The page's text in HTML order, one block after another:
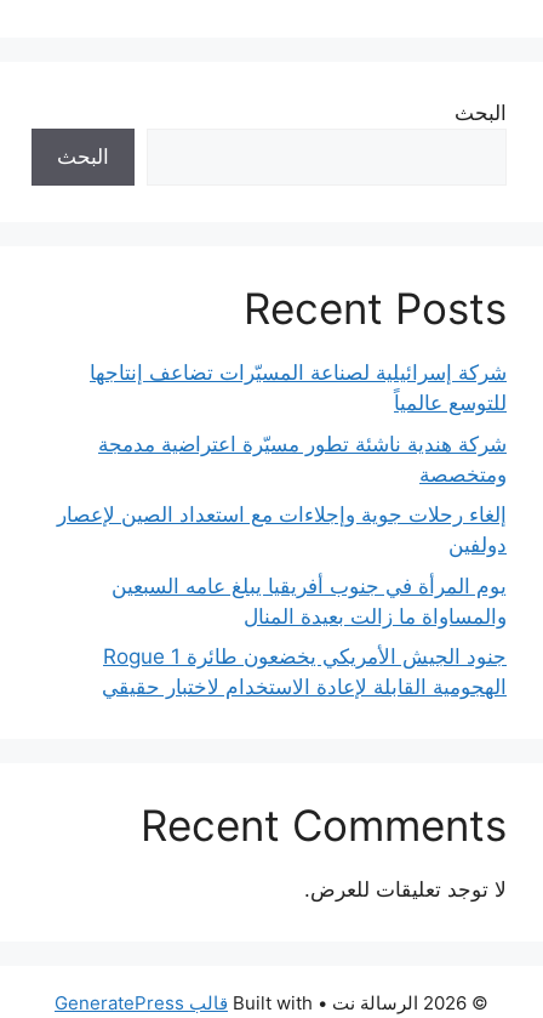
البحث
البحث
Recent Posts
شركة إسرائيلية لصناعة المسيّرات تضاعف إنتاجها
للتوسع عالمياً
شركة هندية ناشئة تطور مسيّرة اعتراضية مدمجة
ومتخصصة
إلغاء رحلات جوية وإجلاءات مع استعداد الصين لإعصار
دولفين
يوم المرأة في جنوب أفريقيا يبلغ عامه السبعين
والمساواة ما زالت بعيدة المنال
جنود الجيش الأمريكي يخضعون طائرة Rogue 1
الهجومية القابلة لإعادة الاستخدام لاختبار حقيقي
Recent Comments
لا توجد تعليقات للعرض.
© 2026 الرسالة نت • Built with قالب GeneratePress